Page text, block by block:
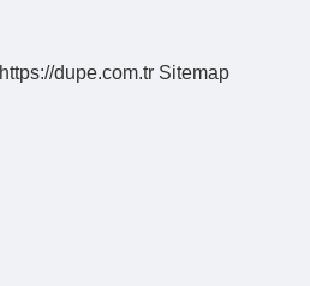
https://dupe.com.tr Sitemap